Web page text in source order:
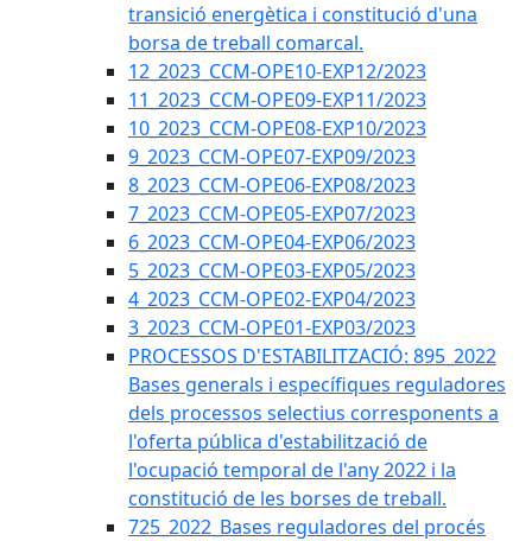
transició energètica i constitució d'una
borsa de treball comarcal.
12_2023_CCM-OPE10-EXP12/2023
11_2023_CCM-OPE09-EXP11/2023
10_2023_CCM-OPE08-EXP10/2023
9_2023_CCM-OPE07-EXP09/2023
8_2023_CCM-OPE06-EXP08/2023
7_2023_CCM-OPE05-EXP07/2023
6_2023_CCM-OPE04-EXP06/2023
5_2023_CCM-OPE03-EXP05/2023
4_2023_CCM-OPE02-EXP04/2023
3_2023_CCM-OPE01-EXP03/2023
PROCESSOS D'ESTABILITZACIÓ: 895_2022
Bases generals i específiques reguladores
dels processos selectius corresponents a
l'oferta pública d'estabilització de
l'ocupació temporal de l'any 2022 i la
constitució de les borses de treball.
725_2022_Bases reguladores del procés